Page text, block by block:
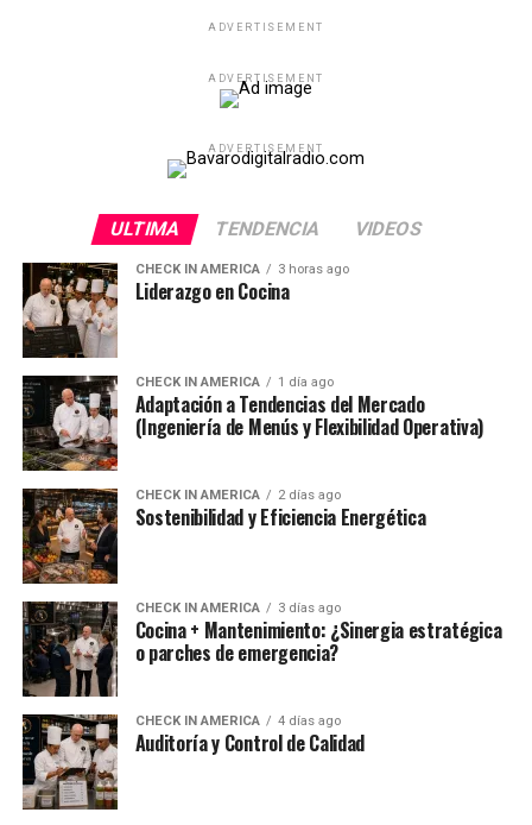
ADVERTISEMENT
ADVERTISEMENT
ADVERTISEMENT
ULTIMA TENDENCIA VIDEOS
CHECK IN AMERICA 3 horas ago
Liderazgo en Cocina
CHECK IN AMERICA 1 día ago
Adaptación a Tendencias del Mercado
(Ingeniería de Menús y Flexibilidad Operativa)
CHECK IN AMERICA 2 días ago
Sostenibilidad y Eficiencia Energética
CHECK IN AMERICA 3 días ago
Cocina + Mantenimiento: ¿Sinergia estratégica
o parches de emergencia?
CHECK IN AMERICA 4 días ago
Auditoría y Control de Calidad